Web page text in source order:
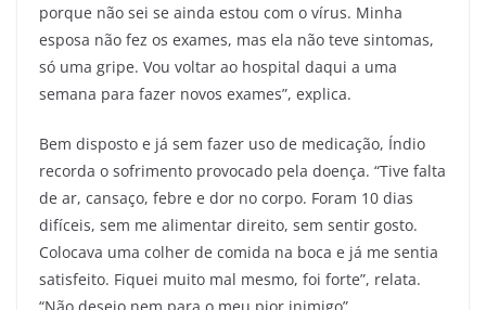
porque não sei se ainda estou com o vírus. Minha
esposa não fez os exames, mas ela não teve sintomas,
só uma gripe. Vou voltar ao hospital daqui a uma
semana para fazer novos exames”, explica.
Bem disposto e já sem fazer uso de medicação, Índio
recorda o sofrimento provocado pela doença. “Tive falta
de ar, cansaço, febre e dor no corpo. Foram 10 dias
difíceis, sem me alimentar direito, sem sentir gosto.
Colocava uma colher de comida na boca e já me sentia
satisfeito. Fiquei muito mal mesmo, foi forte”, relata.